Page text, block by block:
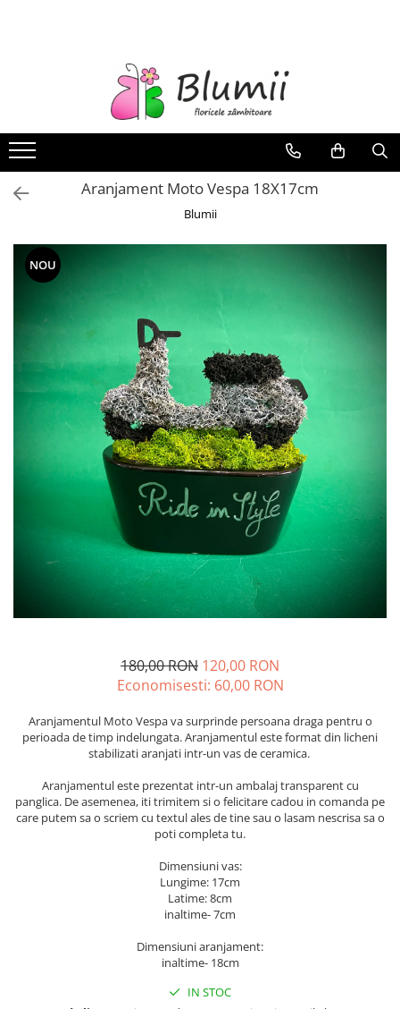
FLORI NATURALE
ARANJAMENTE
INAPOI LA SCOALA
FLORI CRIOGENATE
STATUI
CUPOLE
Aranjament Moto Vespa 18X17cm
Blumii
NOU
180,00 RON 120,00 RON
Economisesti: 60,00 RON
Aranjamentul Moto Vespa va surprinde persoana draga pentru o
perioada de timp indelungata. Aranjamentul este format din licheni
stabilizati aranjati intr-un vas de ceramica.
Aranjamentul este prezentat intr-un ambalaj transparent cu
panglica. De asemenea, iti trimitem si o felicitare cadou in comanda pe
care putem sa o scriem cu textul ales de tine sau o lasam nescrisa sa o
poti completa tu.
Dimensiuni vas:
Lungime: 17cm
Latime: 8cm
inaltime- 7cm
Dimensiuni aranjament:
inaltime- 18cm
IN STOC